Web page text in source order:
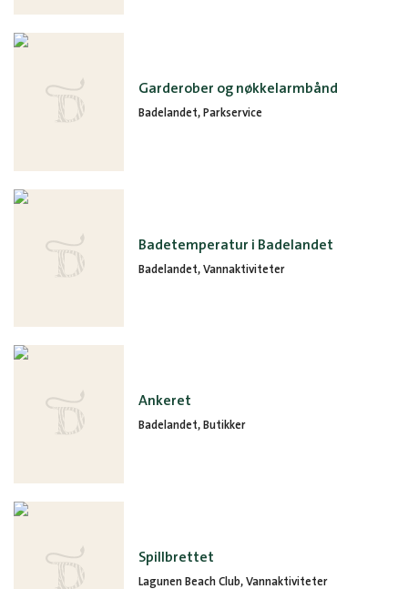
Garderober og nøkkelarmbånd
Badelandet, Parkservice
Badetemperatur i Badelandet
Badelandet, Vannaktiviteter
Ankeret
Badelandet, Butikker
Spillbrettet
Lagunen Beach Club, Vannaktiviteter